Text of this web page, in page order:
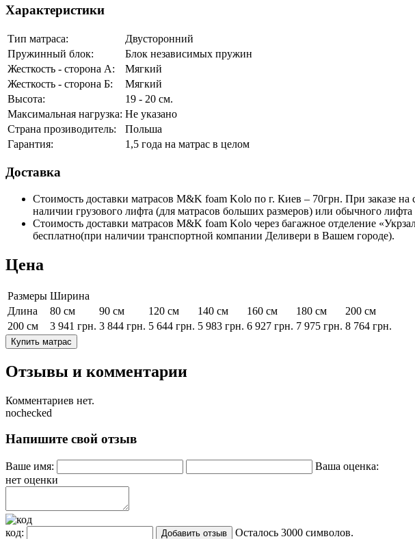
Характеристики
Тип матраса:
Двусторонний
Пружинный блок:
Блок независимых пружин
Жесткость - сторона А:
Мягкий
Жесткость - сторона Б:
Мягкий
Высота:
19 - 20 см.
Максимальная нагрузка: Не указано
Страна прозиводитель:
Польша
Гарантия:
1,5 года на матрас в целом
Доставка
Стоимость доставки матрасов M&K foam Kolo по г. Киев – 70грн. При заказе
наличии грузового лифта (для матрасов больших размеров) или обычного
Стоимость доставки матрасов M&K foam Kolo через багажное отделение
бесплатно(при наличии транспортной компании Деливери в Вашем городе).
Цена
Размеры Ширина
Длина
80 см 90 см 120 см 140 см 160 см 180 см
200 см
200 см
3 941 грн. 3 844 грн. 5 644 грн. 5 983 грн. 6 927 грн. 7 975 грн. 8 764 грн.
Купить матрас
Отзывы и комментарии
Комментариев нет.
nochecked
Напишите свой отзыв
Ваше имя:
Ваша оценка:
нет оценки
код: Осталось 3000 символов.